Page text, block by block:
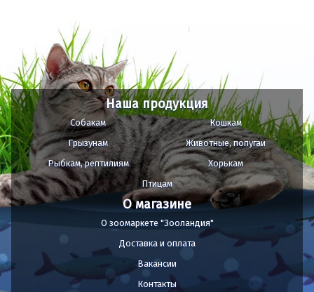
Наша продукция
Собакам
Кошкам
Грызунам
Животные, попугаи
Рыбкам, рептилиям
Хорькам
Птицам
О магазине
О зоомаркете "Зооландия"
Доставка и оплата
Вакансии
Контакты